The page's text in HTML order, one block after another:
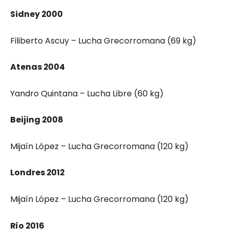
Sidney 2000
Filiberto Ascuy – Lucha Grecorromana (69 kg)
Atenas 2004
Yandro Quintana – Lucha Libre (60 kg)
Beijing 2008
Mijaín López – Lucha Grecorromana (120 kg)
Londres 2012
Mijaín López – Lucha Grecorromana (120 kg)
Río 2016